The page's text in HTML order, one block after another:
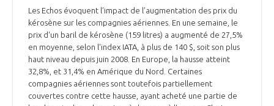
Les Echos évoquent l’impact de l’augmentation des prix du
kérosène sur les compagnies aériennes. En une semaine, le
prix d'un baril de kérosène (159 litres) a augmenté de 27,5%
en moyenne, selon l'index IATA, à plus de 140 $, soit son plus
haut niveau depuis juin 2008. En Europe, la hausse atteint
32,8%, et 31,4% en Amérique du Nord. Certaines
compagnies aériennes sont toutefois partiellement
couvertes contre cette hausse, ayant acheté une partie de